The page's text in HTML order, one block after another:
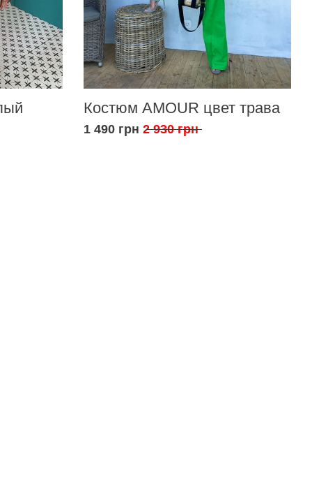
Костюм AMOUR цвет трава
1 490 грн 2 930 грн